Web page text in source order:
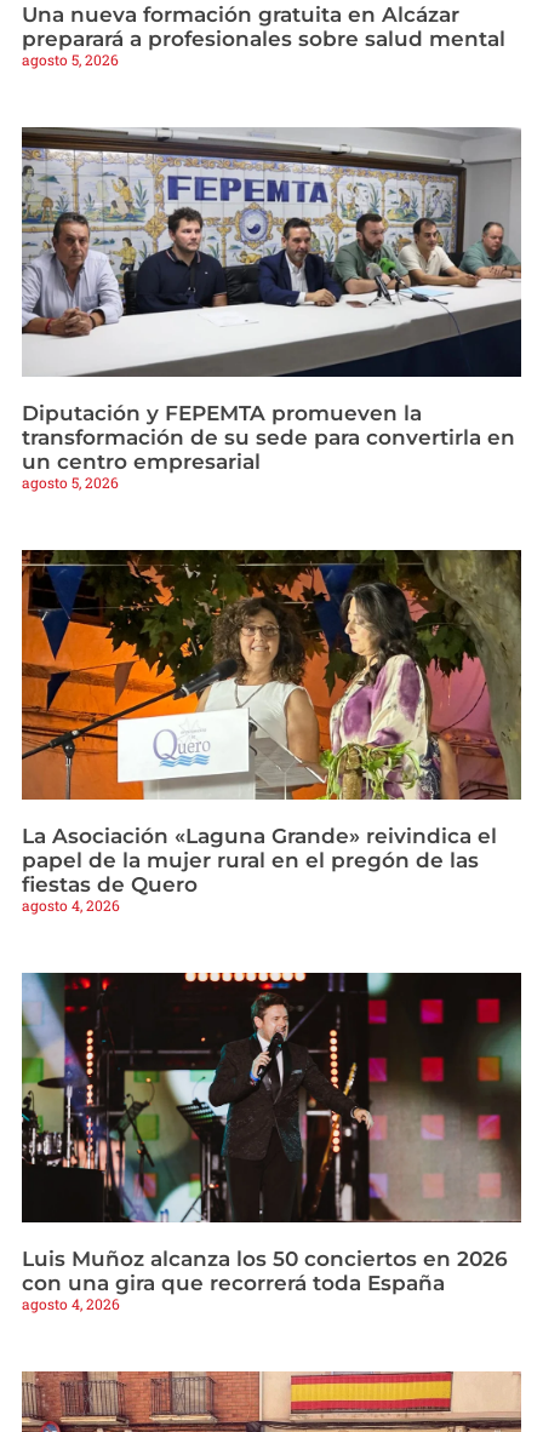
Una nueva formación gratuita en Alcázar
preparará a profesionales sobre salud mental
agosto 5, 2026
Diputación y FEPEMTA promueven la
transformación de su sede para convertirla en
un centro empresarial
agosto 5, 2026
La Asociación «Laguna Grande» reivindica el
papel de la mujer rural en el pregón de las
fiestas de Quero
agosto 4, 2026
Luis Muñoz alcanza los 50 conciertos en 2026
con una gira que recorrerá toda España
agosto 4, 2026